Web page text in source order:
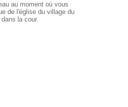
au moment où vous
de l'église du village du
la cour.